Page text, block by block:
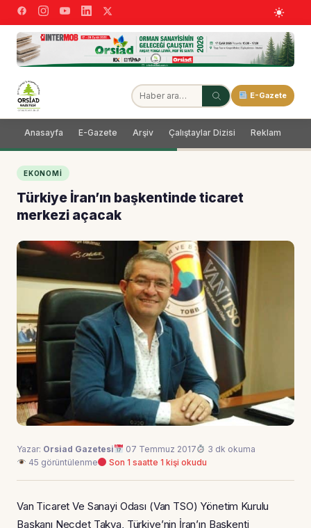
E-Gazete
Anasayfa E-Gazete Arşiv Çalıştaylar Dizisi Reklam
EKONOMI
Türkiye İran’ın başkentinde ticaret
merkezi açacak
Yazar: Orsiad Gazetesi 07 Temmuz 2017
3 dk okuma
45 görüntülenme
Son 1 saatte 1 kişi okudu
Van Ticaret Ve Sanayi Odası (Van TSO) Yönetim Kurulu
Başkanı Necdet Takva, Türkiye’nin İran’ın Başkenti